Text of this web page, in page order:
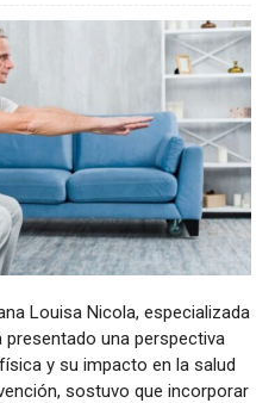
Louisa Nicola, especializada
presentado una perspectiva
y su impacto en la salud
sostuvo que incorporar